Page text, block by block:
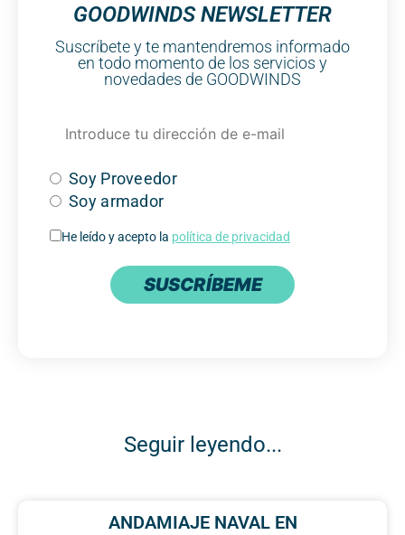
GOODWINDS NEWSLETTER
Suscríbete y te mantendremos informado
en todo momento de los servicios y
novedades de GOODWINDS
Soy Proveedor
Soy armador
He leído y acepto la política de privacidad
SUSCRÍBEME
Seguir leyendo...
ANDAMIAJE NAVAL EN